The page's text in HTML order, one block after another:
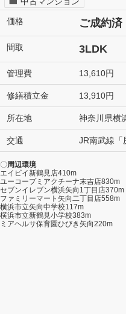
価格 ご成約済
間取 3LDK
管理費 13,610円
修繕積立金 13,910円
所在地 神奈川県横
交通 JR南武線「
〇周辺環境
エイビイ新鶴見店410m
ユーコープミアクチーナ末吉店830m
セブンイレブン横浜矢向1丁目店370m
ファミリーマート矢向二丁目店558m
横浜市立矢向中学校117m
横浜市立新鶴見小学校383m
ミアヘルサ保育園ひびき矢向220m